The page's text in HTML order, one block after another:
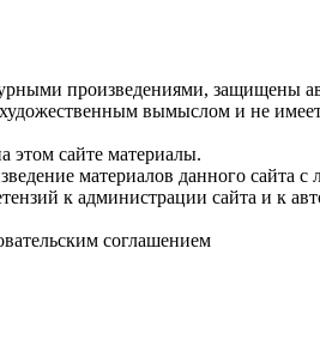
произведениями, защищены
вымыслом и не
этом сайте материалы.
материалов данного
к администрации сайта и к
соглашением